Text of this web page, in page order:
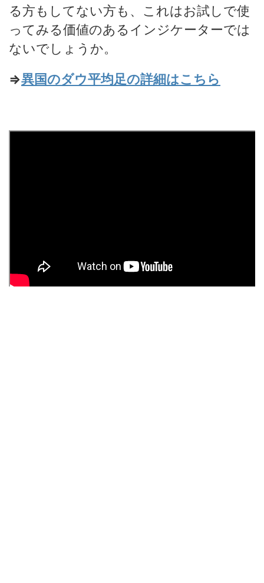
る方もしてない方も、これはお試しで使
ってみる価値のあるインジケーターでは
ないでしょうか。
⇒異国のダウ平均足の詳細はこちら